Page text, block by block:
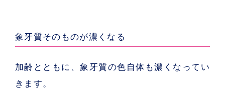
象牙質そのものが濃くなる
加齢とともに、象牙質の色自体も濃くなってい
きます。